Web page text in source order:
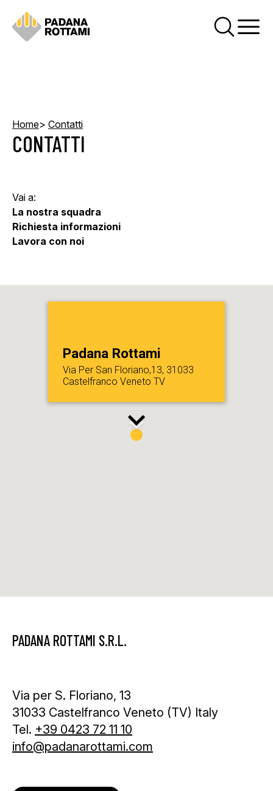
Home Contatti
CONTATTI
Vai a:
La nostra squadra
Richiesta informazioni
Lavora con noi
Padana Rottami
Via Per San Floriano,13, 31033
Castelfranco Veneto TV
PADANA ROTTAMI S.R.L.
Via per S. Floriano, 13
31033 Castelfranco Veneto (TV) Italy
Tel. +39 0423 72 11 10
info@padanarottami.com